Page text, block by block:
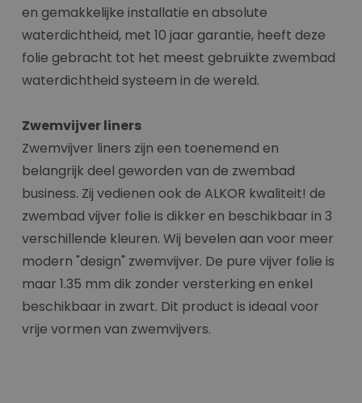
en gemakkelijke installatie en absolute
waterdichtheid, met 10 jaar garantie, heeft deze
folie gebracht tot het meest gebruikte zwembad
waterdichtheid systeem in de wereld.
Zwemvijver liners
Zwemvijver liners zijn een toenemend en
belangrijk deel geworden van de zwembad
business. Zij vedienen ook de ALKOR kwaliteit! de
zwembad vijver folie is dikker en beschikbaar in 3
verschillende kleuren. Wij bevelen aan voor meer
modern "design" zwemvijver. De pure vijver folie is
maar 1.35 mm dik zonder versterking en enkel
beschikbaar in zwart. Dit product is ideaal voor
vrije vormen van zwemvijvers.